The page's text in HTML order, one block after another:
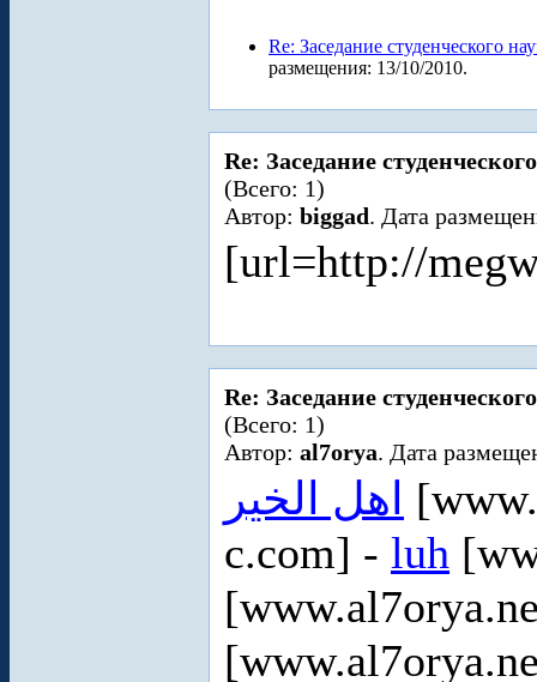
Re: Заседание студенческого
размещения: 13/10/2010.
Re: Заседание
(Всего: 1)
Автор: biggad. Дата
[url=http://
Re: Заседание
(Всего: 1)
Автор: al7orya. Дата
اهل الخير
c.com] - luh